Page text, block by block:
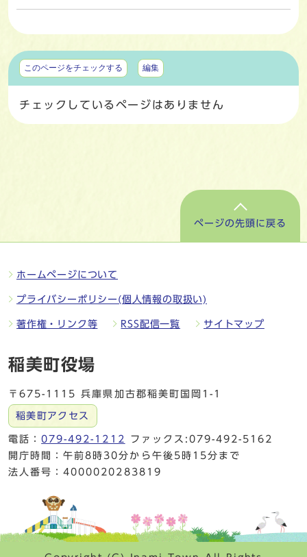
マイページ
このページをチェックする 編集
チェックしているページはありません
ページの先頭に戻る
ホームページについて
プライバシーポリシー(個人情報の取扱い)
著作権・リンク等 RSS配信一覧 サイトマップ
稲美町役場
〒675-1115 兵庫県加古郡稲美町国岡1-1
稲美町アクセス
電話：079-492-1212
ファックス:079-492-5162
開庁時間：午前8時30分から午後5時15分まで
法人番号：4000020283819